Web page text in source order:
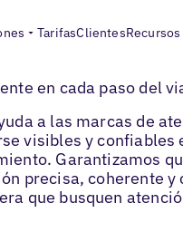
TarifasClientesRecursos
en cada paso del
a las marcas de
visibles y confiables
Garantizamos
precisa, coherente y
que busquen